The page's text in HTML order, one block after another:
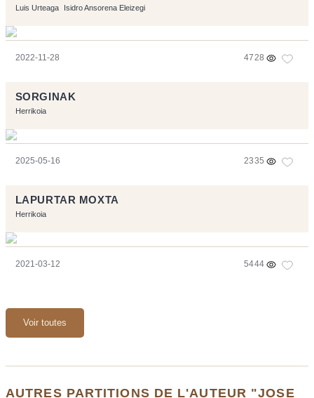
Luis Urteaga Isidro Ansorena Eleizegi
2022-11-28 4728
SORGINAK
Herrikoia
2025-05-16 2335
LAPURTAR MOXTA
Herrikoia
2021-03-12 5444
Voir toutes
AUTRES PARTITIONS DE L'AUTEUR "JOSE